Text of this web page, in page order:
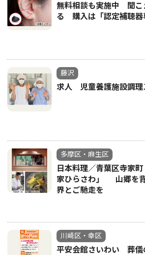
無料相談も実施中 聞こ
る 購入は「認定補聴器
藤沢
求人 児童養護施設調理
多摩区・麻生区
日本料理／青葉区寺家
家ひらさわ｣ 山郷を背
界とご馳走を
川崎区・幸区
平安会館さいわい 葬儀